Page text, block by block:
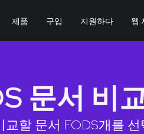
제품 구입 지원하다 웹
문서 비
할 문서 FODS개를